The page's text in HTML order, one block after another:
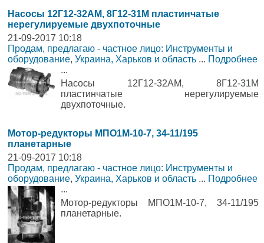
Насосы 12Г12-32АМ, 8Г12-31М пластинчатые
нерегулируемые двухпоточные
21-09-2017 10:18
Продам, предлагаю - частное лицо: Инструменты и
оборудование, Украина, Харьков и область ... Подробнее
...
Насосы 12Г12-32АМ, 8Г12-31М
пластинчатые нерегулируемые
двухпоточные.
Мотор-редукторы МПО1М-10-7, 34-11/195
планетарные
21-09-2017 10:18
Продам, предлагаю - частное лицо: Инструменты и
оборудование, Украина, Харьков и область ... Подробнее
...
Мотор-редукторы МПО1М-10-7, 34-11/195
планетарные.